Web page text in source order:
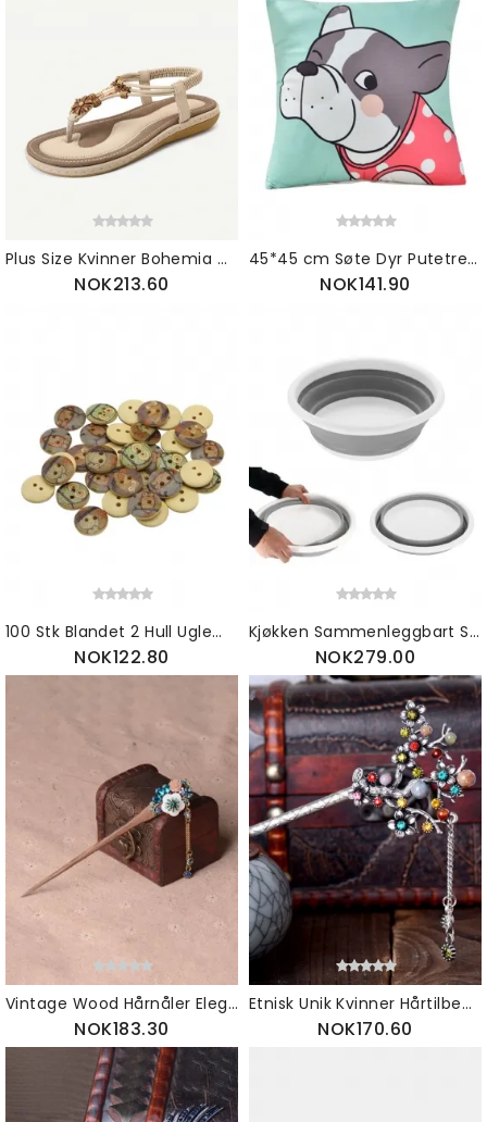
Plus Size Kvinner Bohemia Casual Flower Flip Flops Sandaler
NOK213.60
45*45 cm Søte Dyr Putetrekk Hund Katt Tegneseriemønster Husdekor
NOK141.90
100 Stk Blandet 2 Hull Uglemønster Tre Syknapper Scrapbooking Rund 15mm
NOK122.80
Kjøkken Sammenleggbart Silikon Dørslag Frukt Grønnsaksmatkurv
NOK279.00
Vintage Wood Hårnåler Elegant Shell Diamond Flower Dusk Anheng Dame Hårtilbehør
NOK183.30
Etnisk Unik Kvinner Hårtilbehør Vintage Flower Tree Rhinestones Dusk Drop Hårnål
NOK170.60